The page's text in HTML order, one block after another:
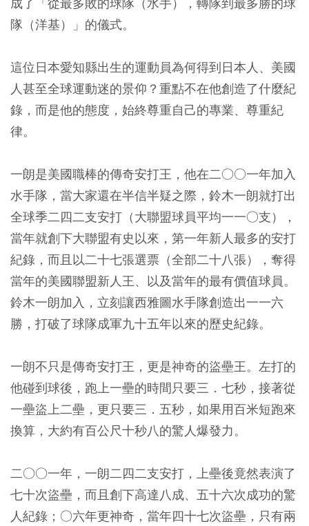
隊（洋基）」的儀式。
這位日本愛知縣出生的運動員為何得到日本人、美國
人甚至全球運動迷的景仰？重點不在他創造了什麼紀
錄，而是他的態度，始終尊重自己的專業、尊重紀
律。
一朗是美國職棒的傳奇安打王，他在二○○一年加入
水手隊，當大家還在半信半疑之際，鈴木一朗就打出
全球季二四二支安打（大聯盟球員平均一一○支），
當年就創下大聯盟有史以來，第一年新人最多的安打
紀錄，而且以二十七張選票（全部二十八張），奪得
當年的美國聯盟新人王、以及當年的最有價值球員。
鈴木一朗加入，立刻讓西雅圖水手隊創造出一一六
勝，打破了球隊成軍九十五年以來的歷史紀錄。
一朗不只是傳奇安打王，更是神奇的盜壘王。左打的
他碰到球後，跑上一壘的時間只要三．七秒，接著從
一壘盜上二壘，更只要三．五秒，如果用百米短跑來
換算，大約有百公尺十秒八的驚人爆發力。
二○○一年，一朗二四二支安打，上壘後竟然表演了
七十次盜壘，而且創下高達八成、五十六次成功的驚
人紀錄；○六年更神奇，當年四十七次盜壘，只有兩